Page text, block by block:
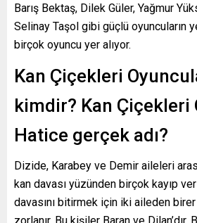
Barış Bektaş, Dilek Güler, Yağmur
Selinay Taşol gibi güçlü oyuncuların
birçok oyuncu yer alıyor.
Kan Çiçekleri
kimdir? Kan Çiçekleri
Hatice gerçek adı?
Dizide, Karabey ve Demir aileleri
kan davası yüzünden birçok kayıp
davasını bitirmek için iki aileden
zorlanır. Bu kişiler Baran ve Dilan’dır.